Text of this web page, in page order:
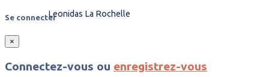
Se connecter
×
Connectez-vous ou enregistrez-vous
Leonidas La Rochelle